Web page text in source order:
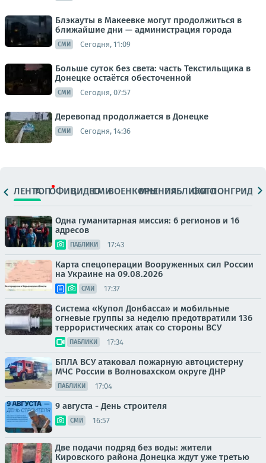
Блэкауты в Макеевке могут продолжиться в
ближайшие дни — администрация города
СМИ Сегодня, 11:09
Больше суток без света: часть Текстильщика в
Донецке остаётся обесточенной
СМИ Сегодня, 07:57
Деревопад продолжается в Донецке
СМИ Сегодня, 14:36
ЛЕНТАТОПОФИЦ.ВИДЕОСМИВОЕНКОРЫМНЕНИЯПАБЛИКИ
ФОТОЛОНГРИДЫ
Одна гуманитарная миссия: 6 регионов и 16
адресов
ПАБЛИКИ 17:43
Карта спецоперации Вооруженных сил России
на Украине на 09.08.2026
СМИ 17:37
Система «Купол Донбасса» и мобильные
огневые группы за неделю предотвратили 136
террористических атак со стороны ВСУ
ПАБЛИКИ 17:34
БПЛА ВСУ атаковал пожарную автоцистерну
МЧС России в Волновахском округе ДНР
ПАБЛИКИ 17:04
9 августа - День строителя
СМИ 16:57
Две подачи подряд без воды: жители
Кировского района Донецка ждут уже третью